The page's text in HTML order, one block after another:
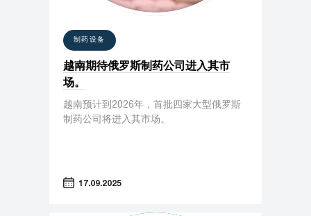
制药设备
越南期待俄罗斯制药公司进入其市
场。
越南预计到2026年，首批四家大型俄罗斯
制药公司将进入其市场。
17.09.2025